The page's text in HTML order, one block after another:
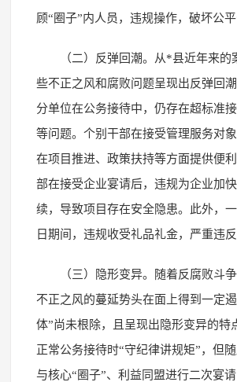
顾“圈子”内人员，违规操作，破坏公平
（二）反弹回潮。从*县近年来的
些不正之风和腐败问题呈现出反弹回
分单位在公务接待中，仍存在超标准
等问题。个别干部在接受管理服务对
在项目推进、政策扶持等方面提供便
部在接受企业宴请后，违规为企业加
续，导致项目存在安全隐患。此外，
日期间，违规收受礼品礼金，严重违反
（三）隐形变异。随着反腐败斗
不正之风的蔓延势头在面上得到一定
体”尚未根除，且呈现出隐形变异的特
正常公务接待时“守纪律讲规矩”，但随
与核心“圈子”、利益同盟进行二次宴